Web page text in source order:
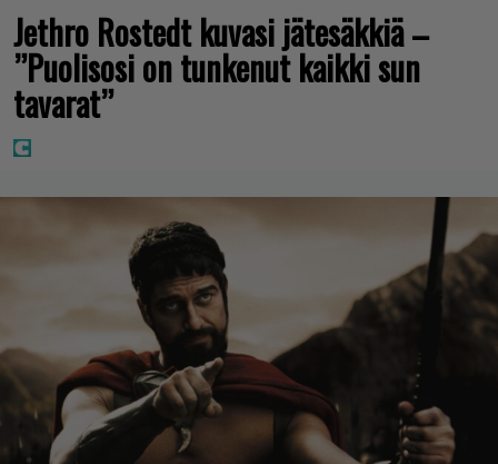
Jethro Rostedt kuvasi jätesäkkiä –
”Puolisosi on tunkenut kaikki sun
tavarat”